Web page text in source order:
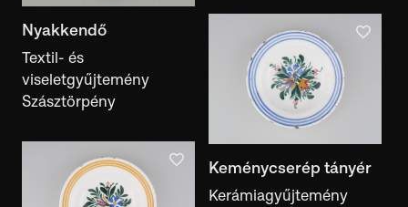
Nyakkendő
Textil- és
viseletgyűjtemény
Szásztörpény
Keménycserép tányér
Kerámiagyűjtemény